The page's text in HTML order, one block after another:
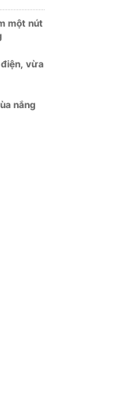
một nút
vừa
nắng